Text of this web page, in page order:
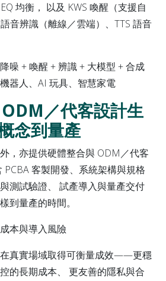
均衡， 以及 KWS 喚醒（支援自
音辨識（離線／雲端）、TTS 語音
噪 + 喚醒 + 辨識 + 大模型 + 合成
器人、AI 玩具、智慧家電
／代客設計生
念到量產
，亦提供硬體整合與 ODM／代客
客製開發、系統架構與規格
測試驗證、 試產導入與量產交付
到量產的時間。
本與導入風險
真實場域取得可衡量成效——更穩
的長期成本、 更友善的隱私與合